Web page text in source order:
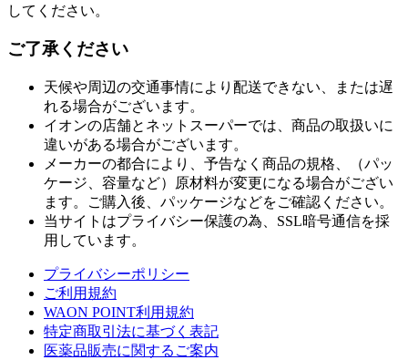
してください。
ご了承ください
天候や周辺の交通事情により配送できない、または遅
れる場合がございます。
イオンの店舗とネットスーパーでは、商品の取扱いに
違いがある場合がございます。
メーカーの都合により、予告なく商品の規格、（パッ
ケージ、容量など）原材料が変更になる場合がござい
ます。ご購入後、パッケージなどをご確認ください。
当サイトはプライバシー保護の為、SSL暗号通信を採
用しています。
プライバシーポリシー
ご利用規約
WAON POINT利用規約
特定商取引法に基づく表記
医薬品販売に関するご案内